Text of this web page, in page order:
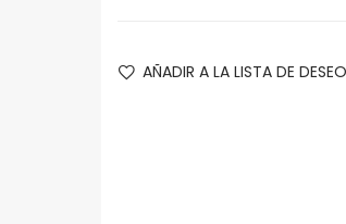
AÑADIR A LA LISTA DE